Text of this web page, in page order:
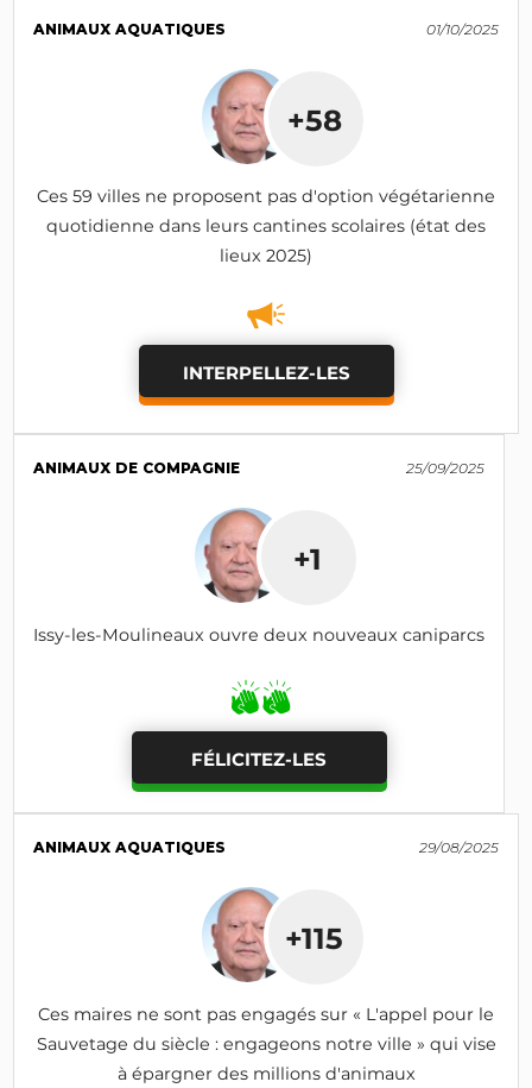
ANIMAUX AQUATIQUES 01/10/2025
+58
Ces 59 villes ne proposent pas d'option végétarienne
quotidienne dans leurs cantines scolaires (état des
lieux 2025)
INTERPELLEZ-LES
ANIMAUX DE COMPAGNIE 25/09/2025
+1
Issy-les-Moulineaux ouvre deux nouveaux caniparcs
FÉLICITEZ-LES
ANIMAUX AQUATIQUES 29/08/2025
+115
Ces maires ne sont pas engagés sur « L'appel pour le
Sauvetage du siècle : engageons notre ville » qui vise
à épargner des millions d'animaux